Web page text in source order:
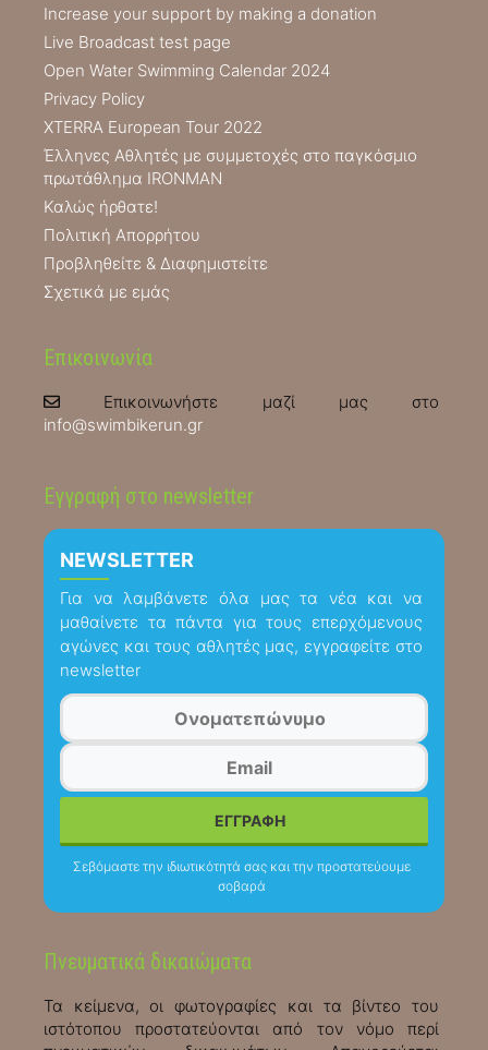
Increase your support by making a donation
Live Broadcast test page
Open Water Swimming Calendar 2024
Privacy Policy
XTERRA European Tour 2022
Έλληνες Αθλητές με συμμετοχές στο παγκόσμιο
πρωτάθλημα IRONMAN
Καλώς ήρθατε!
Πολιτική Απορρήτου
Προβληθείτε & Διαφημιστείτε
Σχετικά με εμάς
Επικοινωνία
Επικοινωνήστε μαζί μας στο
info@swimbikerun.gr
Εγγραφή στο newsletter
NEWSLETTER
Για να λαμβάνετε όλα μας τα νέα και να
μαθαίνετε τα πάντα για τους επερχόμενους
αγώνες και τους αθλητές μας, εγγραφείτε στο
newsletter
Σεβόμαστε την ιδιωτικότητά σας και την προστατεύουμε
σοβαρά
Πνευματικά δικαιώματα
Τα κείμενα, οι φωτογραφίες και τα βίντεο του
ιστότοπου προστατεύονται από τον νόμο περί